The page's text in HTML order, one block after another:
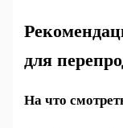
для
На что